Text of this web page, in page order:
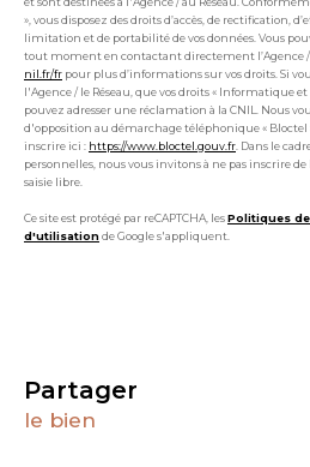
», vous disposez des droits d’accès, de rectification,
limitation et de portabilité de vos données. Vous
tout moment en contactant directement l’Agence /
nil.fr/fr pour plus d’informations sur vos droits. Si
l'Agence / le Réseau, que vos droits « Informatique et
pouvez adresser une réclamation à la CNIL. Nous
d'opposition au démarchage téléphonique « Bloctel
inscrire ici : https://www.bloctel.gouv.fr . Dans le
personnelles, nous vous invitons à ne pas inscrire
saisie libre.
Ce site est protégé par reCAPTCHA, lesPolitiques
d'utilisationde Google s'appliquent.
partager
le bien